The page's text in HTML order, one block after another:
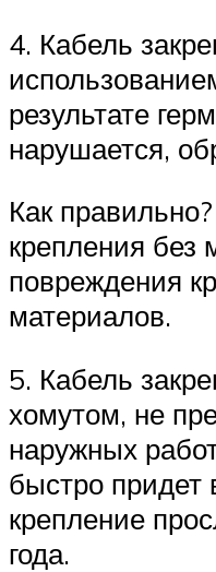
4. Кабель
результате
нарушается,
Как
крепления без
повреждения
материалов.
5. Кабель
хомутом, не
наружных
быстро придет
крепление
года.